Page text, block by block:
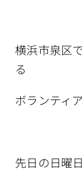
横浜市泉区
る
ボランティ
先日の日曜